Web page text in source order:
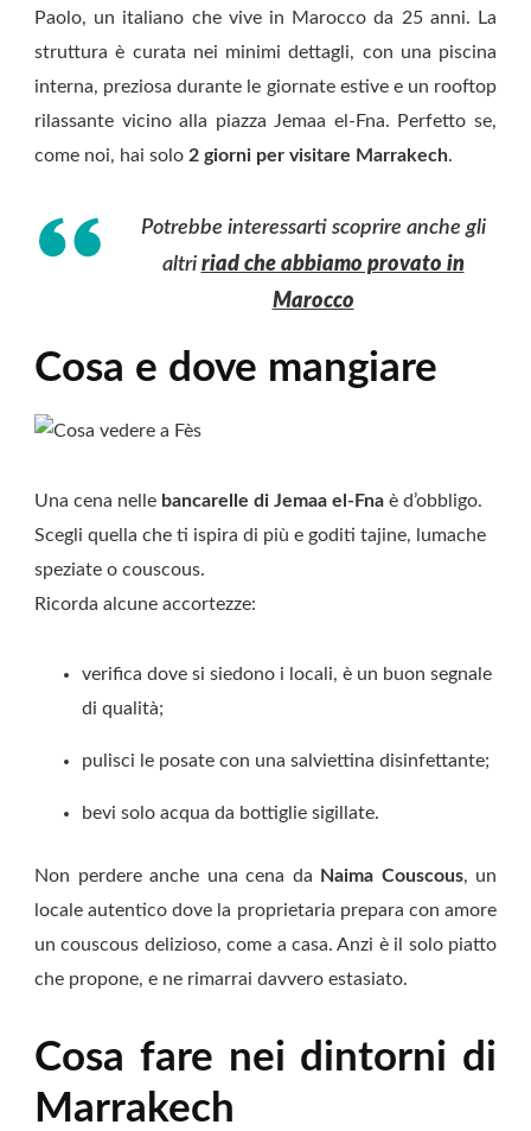
Paolo, un italiano che vive in Marocco da 25 anni. La
struttura è curata nei minimi dettagli, con una piscina
interna, preziosa durante le giornate estive e un rooftop
rilassante vicino alla piazza Jemaa el-Fna. Perfetto se,
come noi, hai solo 2 giorni per visitare Marrakech.
Potrebbe interessarti scoprire anche gli
altri riad che abbiamo provato in
Marocco
Cosa e dove mangiare
Una cena nelle bancarelle di Jemaa el-Fna è d’obbligo.
Scegli quella che ti ispira di più e goditi tajine, lumache
speziate o couscous.
Ricorda alcune accortezze:
verifica dove si siedono i locali, è un buon segnale
di qualità;
pulisci le posate con una salviettina disinfettante;
bevi solo acqua da bottiglie sigillate.
Non perdere anche una cena da Naima Couscous, un
locale autentico dove la proprietaria prepara con amore
un couscous delizioso, come a casa. Anzi è il solo piatto
che propone, e ne rimarrai davvero estasiato.
Cosa fare nei dintorni di
Marrakech